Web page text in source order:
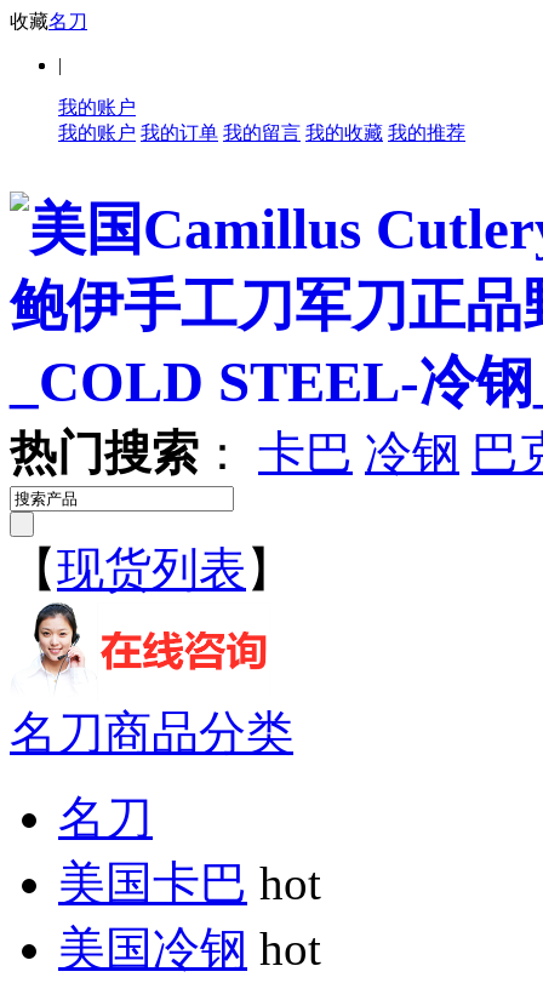
收藏名刀
|
我的账户
我的账户 我的订单 我的留言 我的收藏 我的推荐
热门搜索 ： 卡巴 冷钢 巴
【现货列表 】
名刀商品分类
名刀
美国卡巴 hot
美国冷钢 hot